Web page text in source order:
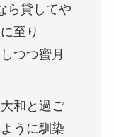
ら貸してや
至り
つつ蜜月
和と過ご
うに馴染